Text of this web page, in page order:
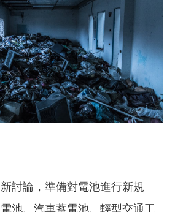
討論，準備對電池進行新規
池、汽車蓄電池、輕型交通工